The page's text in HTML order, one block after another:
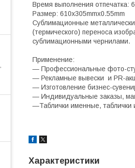
Время выполнения отпечатка:
Размер: 610x305mmx0.55mm
Сублимационные
(термического) переноса
сублимационными чернилами.
Применение:
― Профессиональные фото-
― Рекламные вывески и PR-
― Изготовление бизнес-
― Индивидуальные заказы,
―Таблички именные,
Характеристики